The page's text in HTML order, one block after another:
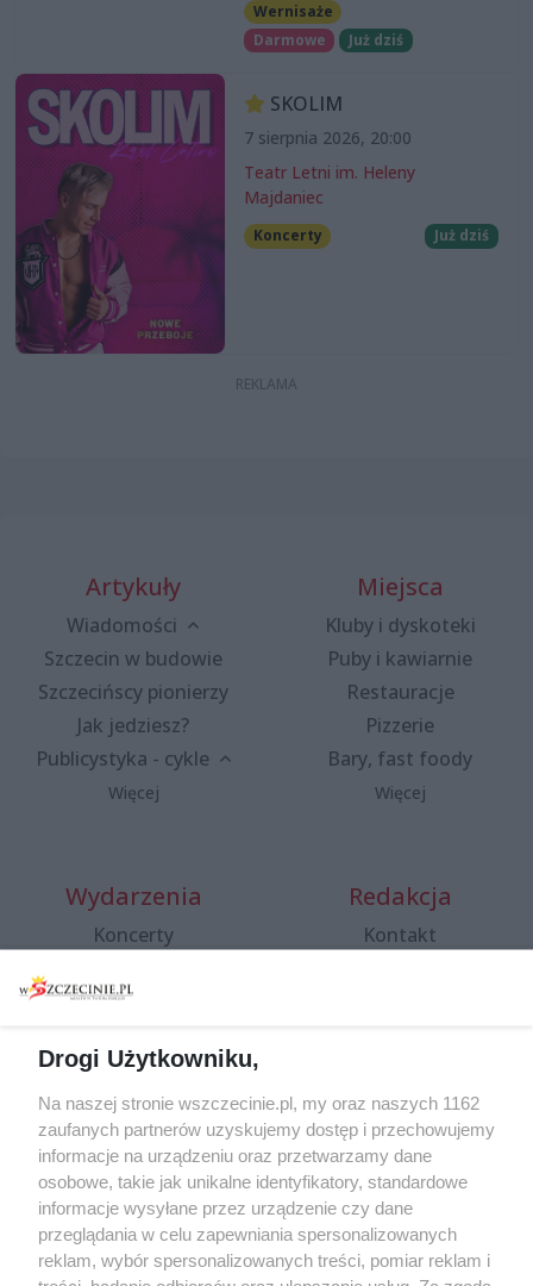
Wernisaże
Darmowe
Już dziś
SKOLIM
7 sierpnia 2026, 20:00
Teatr Letni im. Heleny
Majdaniec
Koncerty Już dziś
Artykuły
Wiadomości
Szczecin w budowie
Szczecińscy pionierzy
Jak jedziesz?
Publicystyka - cykle
Więcej
Miejsca
Kluby i dyskoteki
Puby i kawiarnie
Restauracje
Pizzerie
Bary, fast foody
Więcej
Wydarzenia
Koncerty
Spacery i oprowadzania
targi
Wernisaże
Więcej
Redakcja
Kontakt
Specjalny koncert z okazji
20. urodzin portalu
wSzczecinie.pl
Regulamin konkursów
śniadaniówka "Hej
Szczecin! Jest piątek!"
Drogi Użytkowniku,
Na naszej stronie wszczecinie.pl, my oraz naszych 1162
zaufanych partnerów uzyskujemy dostęp i przechowujemy
informacje na urządzeniu oraz przetwarzamy dane
osobowe, takie jak unikalne identyfikatory, standardowe
informacje wysyłane przez urządzenie czy dane
przeglądania w celu zapewniania spersonalizowanych
reklam, wybór spersonalizowanych treści, pomiar reklam i